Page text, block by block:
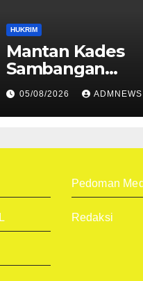
HUKRIM
Mantan Kades
Sambangan
Menerima
Penjara 1 tahun 4
Bulan
05/08/2026 ADMNEWS
Pedoman
Redaksi